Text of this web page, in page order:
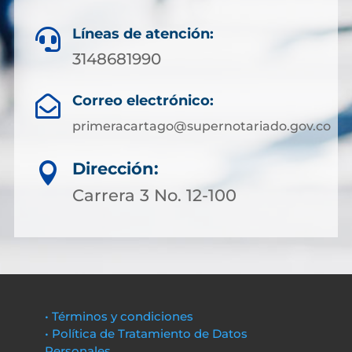
 Líneas de atención:
3148681990
 Correo electrónico:
primeracartago@supernotariado.gov.co

Dirección:
Carrera 3 No. 12-100
• Términos y condiciones
• Política de Tratamiento de Datos